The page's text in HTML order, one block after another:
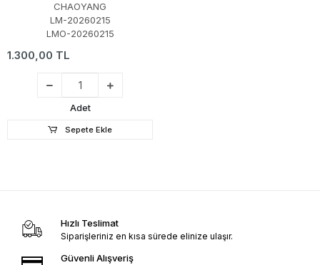
CHAOYANG
LM-20260215
LMO-20260215
1.300,00 TL
Adet
Sepete Ekle
Hızlı Teslimat
Siparişleriniz en kısa sürede elinize ulaşır.
Güvenli Alışveriş